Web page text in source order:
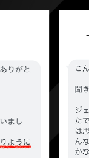
一歩踏